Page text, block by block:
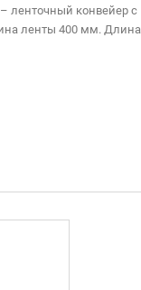
ленточный конвейер с
ленты 400 мм. Длина